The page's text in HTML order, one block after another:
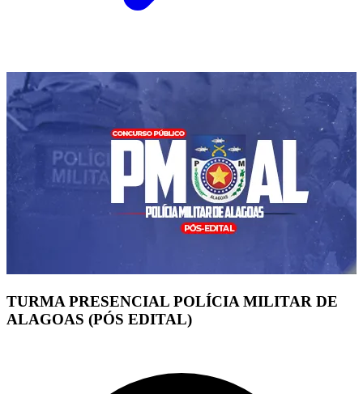
TURMA PRESENCIAL POLÍCIA MILITAR DE
ALAGOAS (PÓS EDITAL)